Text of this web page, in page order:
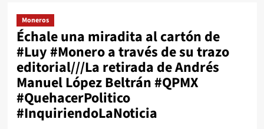
Moneros
Échale una miradita al cartón de
#Luy #Monero a través de su trazo
editorial///La retirada de Andrés
Manuel López Beltrán #QPMX
#QuehacerPolitico
#InquiriendoLaNoticia